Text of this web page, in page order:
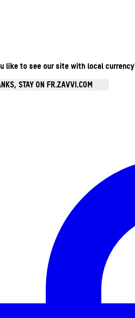
like to see our site with local
STAY ON FR.ZAVVI.COM